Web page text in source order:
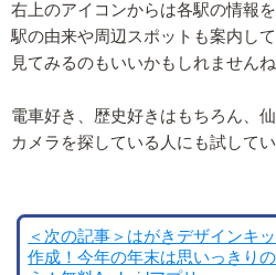
右上のアイコンからは各駅の情報を
駅の由来や周辺スポットも案内し
見てみるのもいいかもしれませんね
電車好き、歴史好きはもちろん、
カメラを探している人にも試して
＜次の記事＞はがきデザインキ
作成！今年の年末は思いっきり